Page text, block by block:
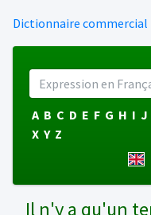
Dictionnaire commercial
A B C D E F G H I J
X Y Z
Il n'y a qu'un